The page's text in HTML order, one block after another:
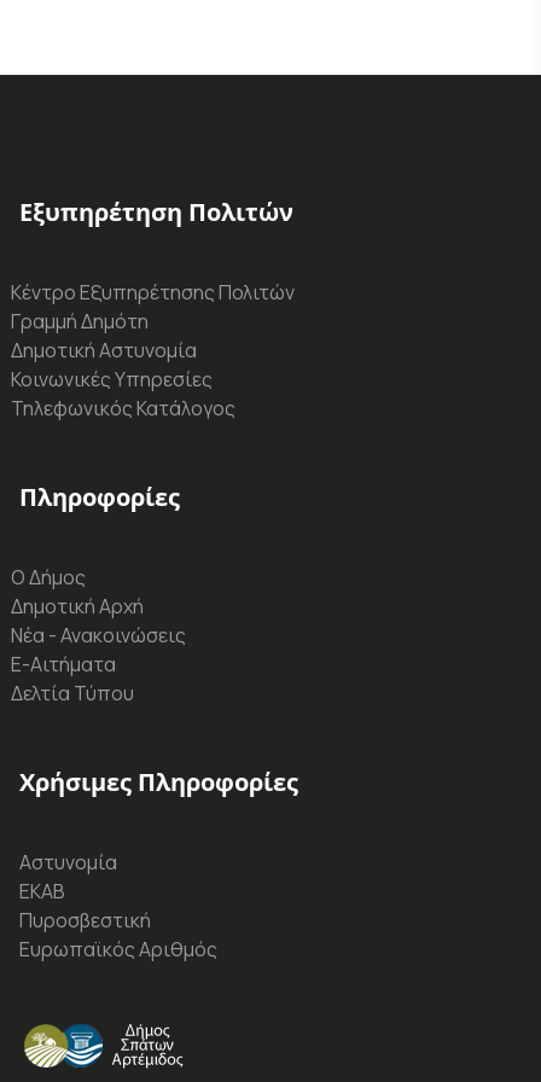
Εξυπηρέτηση Πολιτών
Κέντρο Εξυπηρέτησης Πολιτών
Γραμμή Δημότη
Δημοτική Αστυνομία
Κοινωνικές Υπηρεσίες
Τηλεφωνικός Κατάλογος
Πληροφορίες
Ο Δήμος
Δημοτική Αρχή
Νέα - Ανακοινώσεις
Ε-Αιτήματα
Δελτία Τύπου
Χρήσιμες Πληροφορίες
Αστυνομία
ΕΚΑΒ
Πυροσβεστική
Ευρωπαϊκός Αριθμός